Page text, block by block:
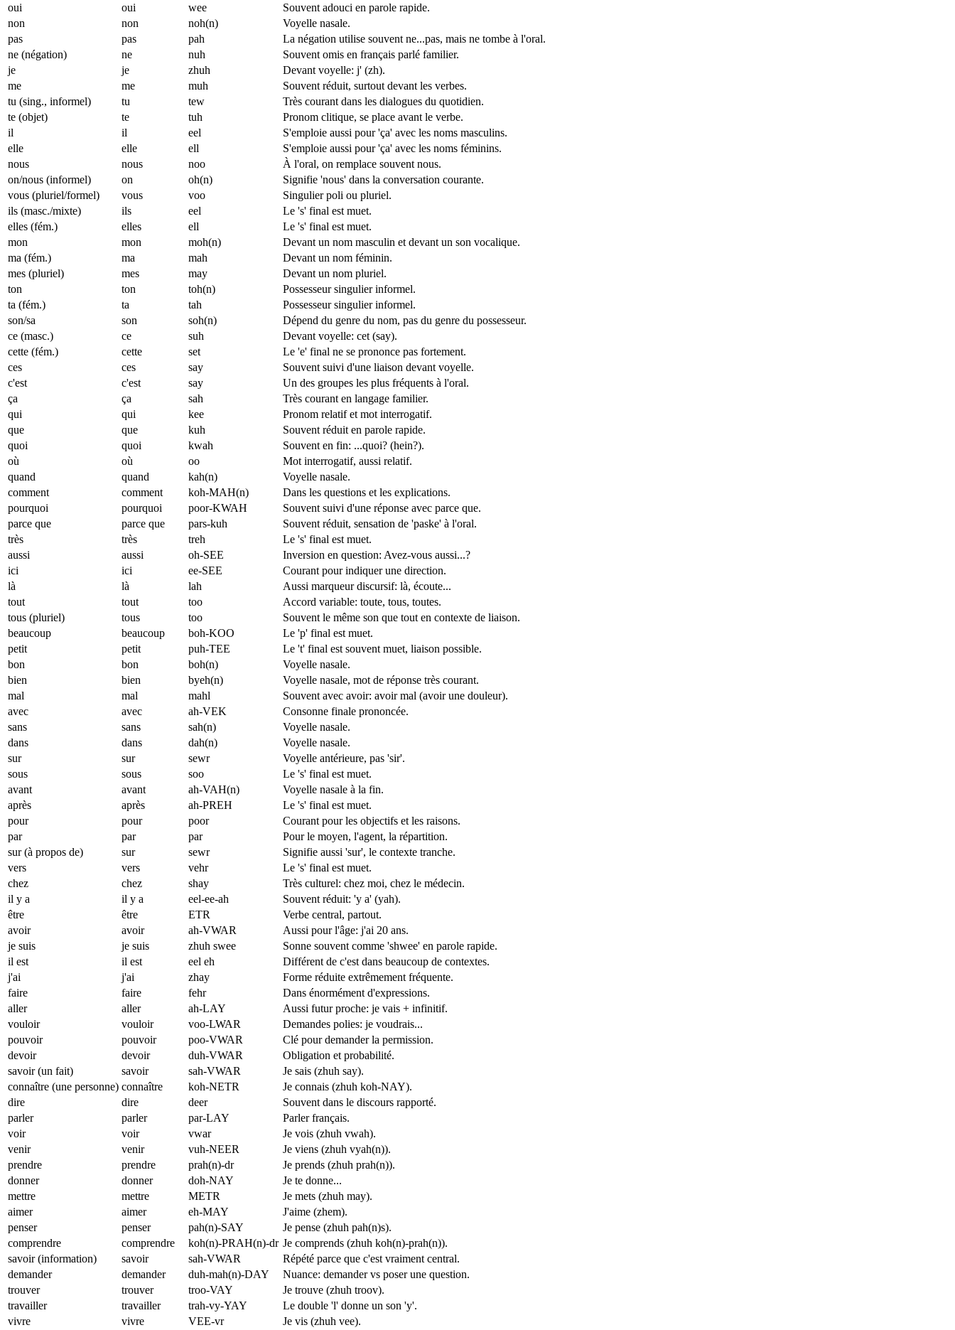
oui
oui wee
Souvent adouci en parole rapide.
non
non noh(n)
Voyelle nasale.
pas
pas pah
La négation utilise souvent ne...pas, mais ne tombe à l'oral.
ne (négation)
ne nuh
Souvent omis en français parlé familier.
je
je zhuh
Devant voyelle: j' (zh).
me
me muh
Souvent réduit, surtout devant les verbes.
tu (sing., informel)
tu tew
Très courant dans les dialogues du quotidien.
te (objet)
te tuh
Pronom clitique, se place avant le verbe.
il
il eel
S'emploie aussi pour 'ça' avec les noms masculins.
elle
elle ell
S'emploie aussi pour 'ça' avec les noms féminins.
nous
nous noo
À l'oral, on remplace souvent nous.
on/nous (informel)
on oh(n)
Signifie 'nous' dans la conversation courante.
vous (pluriel/formel)
vous voo
Singulier poli ou pluriel.
ils (masc./mixte)
ils eel
Le 's' final est muet.
elles (fém.)
elles ell
Le 's' final est muet.
mon
mon moh(n)
Devant un nom masculin et devant un son vocalique.
ma (fém.)
ma mah
Devant un nom féminin.
mes (pluriel)
mes may
Devant un nom pluriel.
ton
ton toh(n)
Possesseur singulier informel.
ta (fém.)
ta tah
Possesseur singulier informel.
son/sa
son soh(n)
Dépend du genre du nom, pas du genre du possesseur.
ce (masc.)
ce suh
Devant voyelle: cet (say).
cette (fém.)
cette set
Le 'e' final ne se prononce pas fortement.
ces
ces say
Souvent suivi d'une liaison devant voyelle.
c'est
c'est say
Un des groupes les plus fréquents à l'oral.
ça
ça sah
Très courant en langage familier.
qui
qui kee
Pronom relatif et mot interrogatif.
que
que kuh
Souvent réduit en parole rapide.
quoi
quoi kwah
Souvent en fin: ...quoi? (hein?).
où
où oo
Mot interrogatif, aussi relatif.
quand
quand kah(n)
Voyelle nasale.
comment
comment koh-MAH(n)
Dans les questions et les explications.
pourquoi
pourquoi poor-KWAH
Souvent suivi d'une réponse avec parce que.
parce que
parce que pars-kuh
Souvent réduit, sensation de 'paske' à l'oral.
très
très treh
Le 's' final est muet.
aussi
aussi oh-SEE
Inversion en question: Avez-vous aussi...?
ici
ici ee-SEE
Courant pour indiquer une direction.
là
là lah
Aussi marqueur discursif: là, écoute...
tout
tout too
Accord variable: toute, tous, toutes.
tous (pluriel)
tous too
Souvent le même son que tout en contexte de liaison.
beaucoup
beaucoup boh-KOO
Le 'p' final est muet.
petit
petit puh-TEE
Le 't' final est souvent muet, liaison possible.
bon
bon boh(n)
Voyelle nasale.
bien
bien byeh(n)
Voyelle nasale, mot de réponse très courant.
mal
mal mahl
Souvent avec avoir: avoir mal (avoir une douleur).
avec
avec ah-VEK
Consonne finale prononcée.
sans
sans sah(n)
Voyelle nasale.
dans
dans dah(n)
Voyelle nasale.
sur
sur sewr
Voyelle antérieure, pas 'sir'.
sous
sous soo
Le 's' final est muet.
avant
avant ah-VAH(n)
Voyelle nasale à la fin.
après
après ah-PREH
Le 's' final est muet.
pour
pour poor
Courant pour les objectifs et les raisons.
par
par par
Pour le moyen, l'agent, la répartition.
sur (à propos de)
sur sewr
Signifie aussi 'sur', le contexte tranche.
vers
vers vehr
Le 's' final est muet.
chez
chez shay
Très culturel: chez moi, chez le médecin.
il y a
il y a eel-ee-ah
Souvent réduit: 'y a' (yah).
être
être ETR
Verbe central, partout.
avoir
avoir ah-VWAR
Aussi pour l'âge: j'ai 20 ans.
je suis
je suis zhuh swee
Sonne souvent comme 'shwee' en parole rapide.
il est
il est eel eh
Différent de c'est dans beaucoup de contextes.
j'ai
j'ai zhay
Forme réduite extrêmement fréquente.
faire
faire fehr
Dans énormément d'expressions.
aller
aller ah-LAY
Aussi futur proche: je vais + infinitif.
vouloir
vouloir voo-LWAR
Demandes polies: je voudrais...
pouvoir
pouvoir poo-VWAR
Clé pour demander la permission.
devoir
devoir duh-VWAR
Obligation et probabilité.
savoir (un fait)
savoir sah-VWAR
Je sais (zhuh say).
connaître (une personne) connaître koh-NETR
Je connais (zhuh koh-NAY).
dire
dire deer
Souvent dans le discours rapporté.
parler
parler par-LAY
Parler français.
voir
voir vwar
Je vois (zhuh vwah).
venir
venir vuh-NEER
Je viens (zhuh vyah(n)).
prendre
prendre prah(n)-dr
Je prends (zhuh prah(n)).
donner
donner doh-NAY
Je te donne...
mettre
mettre METR
Je mets (zhuh may).
aimer
aimer eh-MAY
J'aime (zhem).
penser
penser pah(n)-SAY
Je pense (zhuh pah(n)s).
comprendre
comprendre koh(n)-PRAH(n)-dr Je comprends (zhuh koh(n)-prah(n)).
savoir (information)
savoir sah-VWAR
Répété parce que c'est vraiment central.
demander
demander duh-mah(n)-DAY
Nuance: demander vs poser une question.
trouver
trouver troo-VAY
Je trouve (zhuh troov).
travailler
travailler trah-vy-YAY
Le double 'l' donne un son 'y'.
vivre
vivre VEE-vr Je vis (zhuh vee).